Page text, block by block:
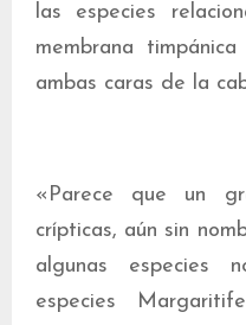
las especies
membrana
ambas caras de la
«Parece que un
crípticas, aún sin
algunas especies
especies